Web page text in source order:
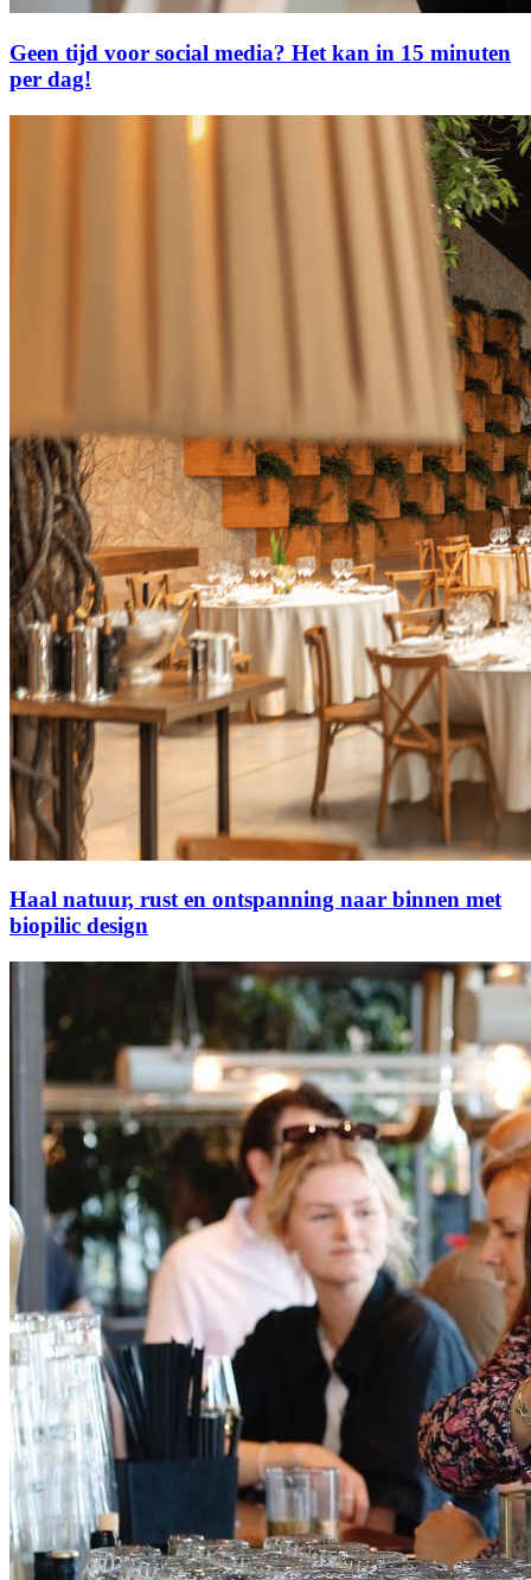
Geen tijd voor social media? Het kan in 15 minuten
per dag!
Haal natuur, rust en ontspanning naar binnen met
biopilic design